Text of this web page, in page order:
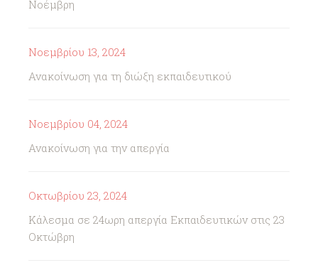
Νοέμβρη
Νοεμβρίου 13, 2024
Ανακοίνωση για τη διώξη εκπαιδευτικού
Νοεμβρίου 04, 2024
Ανακοίνωση για την απεργία
Οκτωβρίου 23, 2024
Κάλεσμα σε 24ωρη απεργία Εκπαιδευτικών στις 23
Οκτώβρη